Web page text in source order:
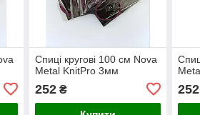
Спиці кругові 100 см Nova
Metal KnitPro 3мм
252₴ 252